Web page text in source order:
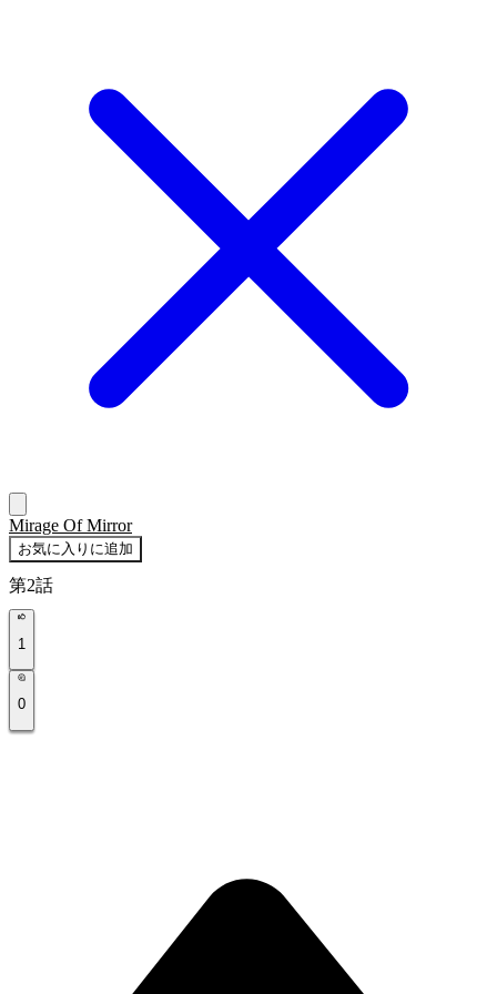
Mirage Of Mirror
お気に入りに追加
第2話
1
0